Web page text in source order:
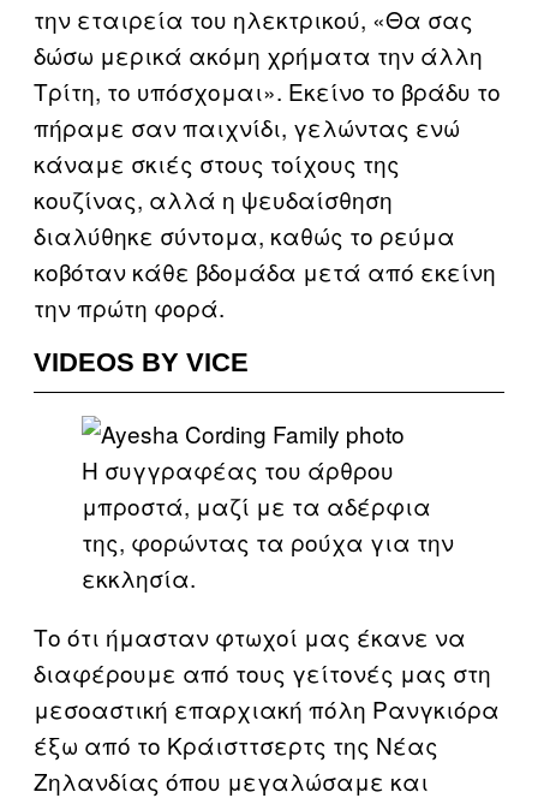
την εταιρεία του ηλεκτρικού, «Θα σας
δώσω μερικά ακόμη χρήματα την άλλη
Τρίτη, το υπόσχομαι». Εκείνο το βράδυ το
πήραμε σαν παιχνίδι, γελώντας ενώ
κάναμε σκιές στους τοίχους της
κουζίνας, αλλά η ψευδαίσθηση
διαλύθηκε σύντομα, καθώς το ρεύμα
κοβόταν κάθε βδομάδα μετά από εκείνη
την πρώτη φορά.
VIDEOS BY VICE
Η συγγραφέας του άρθρου
μπροστά, μαζί με τα αδέρφια
της, φορώντας τα ρούχα για την
εκκλησία.
Το ότι ήμασταν φτωχοί μας έκανε να
διαφέρουμε από τους γείτονές μας στη
μεσοαστική επαρχιακή πόλη Ρανγκιόρα
έξω από το Κράισττσερτς της Νέας
Ζηλανδίας όπου μεγαλώσαμε και